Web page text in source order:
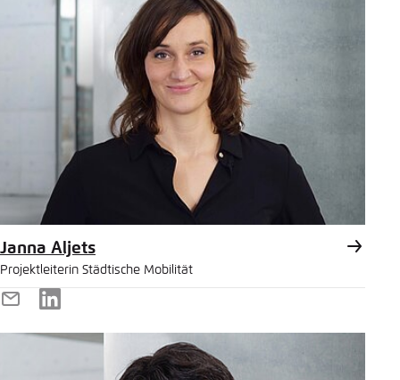
Janna Aljets
Projektleiterin Städtische Mobilität
E-
Mail
LinkedIn